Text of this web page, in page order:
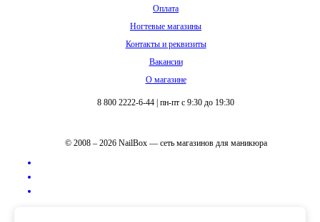
Оплата
Ногтевые магазины
Контакты и реквизиты
Вакансии
О магазине
8 800 2222-6-44 пн-пт с 9:30 до 19:30
© 2008 – 2026 NailBox — сеть магазинов для маникюра